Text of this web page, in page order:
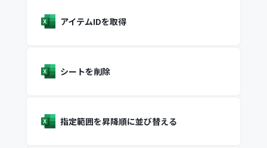
アイテムIDを取得
シートを削除
指定範囲を昇降順に並び替える